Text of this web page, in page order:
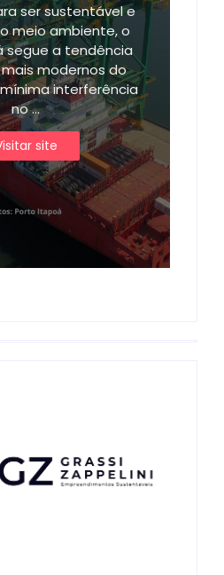
ser sustentável e
meio ambiente, o
segue a tendência
modernos do
interferência
no ...
site